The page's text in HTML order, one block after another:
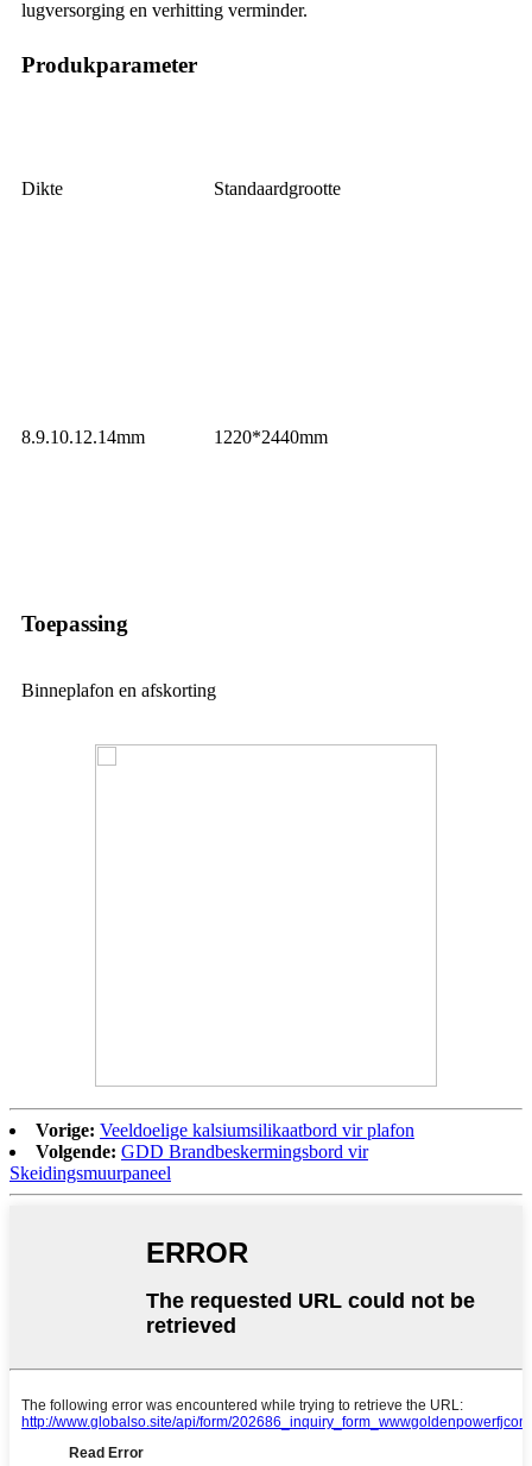
lugversorging en verhitting verminder.
Produkparameter
Dikte Standaardgrootte
8.9.10.12.14mm 1220*2440mm
Toepassing
Binneplafon en afskorting
Vorige: Veeldoelige kalsiumsilikaatbord vir plafon
Volgende: GDD Brandbeskermingsbord vir
Skeidingsmuurpaneel